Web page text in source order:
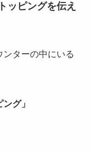
ッピングを伝え
ターの中にいる
グ」